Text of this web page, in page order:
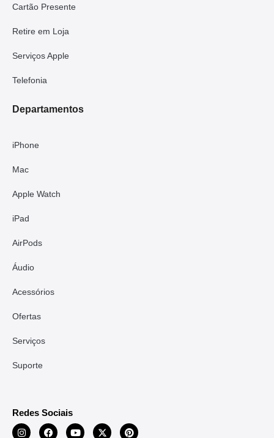
Cartão Presente
Retire em Loja
Serviços Apple
Telefonia
Departamentos
iPhone
Mac
Apple Watch
iPad
AirPods
Áudio
Acessórios
Ofertas
Serviços
Suporte
Redes Sociais